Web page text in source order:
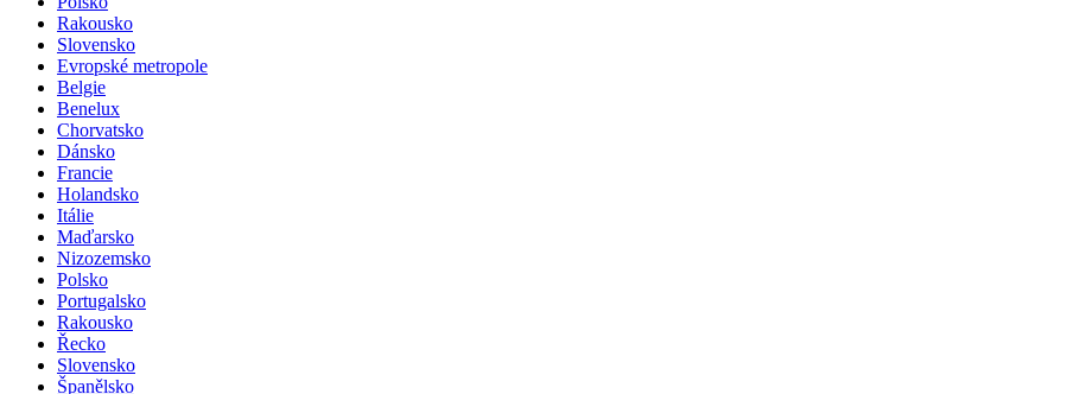
Rakousko
Slovensko
Evropské metropole
Belgie
Benelux
Chorvatsko
Dánsko
Francie
Holandsko
Itálie
Maďarsko
Nizozemsko
Polsko
Portugalsko
Rakousko
Řecko
Slovensko
Španělsko